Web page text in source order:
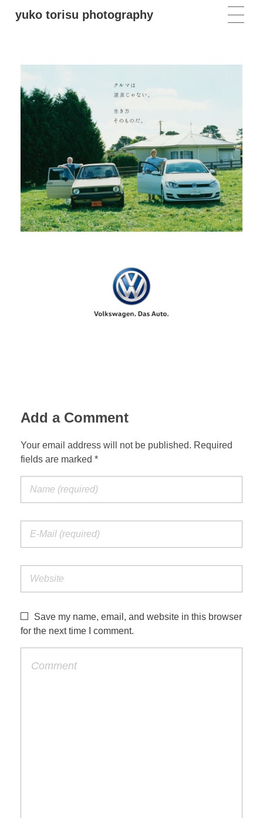
yuko torisu photography
Add a Comment
Your email address will not be published. Required
fields are marked *
Save my name, email, and website in this browser
for the next time I comment.